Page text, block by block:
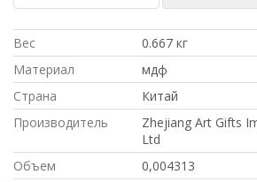
Вес
0.667 кг
Материал
мдф
Страна
Китай
Производитель
Zhejiang Art Gifts
Ltd
Объем
0,004313